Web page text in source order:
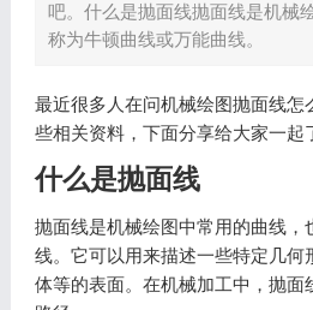
吧。什么是抛面线抛面线是机械
称为牛顿曲线或万能曲线。
最近很多人在问机械绘图抛面线怎
些相关资料，下面分享给大家一起
什么是抛面线
抛面线是机械绘图中常用的曲线，
线。它可以用来描述一些特定几何
体等的表面。在机械加工中，抛面